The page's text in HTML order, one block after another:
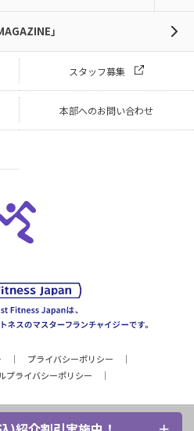
」
スタッフ募集
本部へのお問い合わせ
プライバシーポリシー
プライバシーポリシー